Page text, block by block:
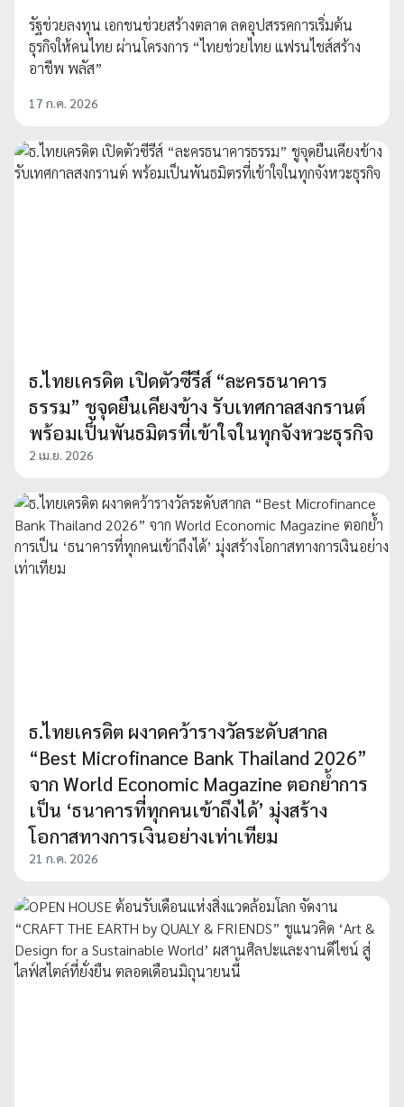
รัฐช่วยลงทุน เอกชนช่วยสร้างตลาด ลดอุปสรรคการเริ่มต้น
ธุรกิจให้คนไทย ผ่านโครงการ “ไทยช่วยไทย แฟรนไชส์สร้าง
อาชีพ พลัส”
17 ก.ค. 2026
ธ.ไทยเครดิต เปิดตัวซีรีส์ “ละครธนาคาร
ธรรม” ชูจุดยืนเคียงข้าง รับเทศกาลสงกรานต์
พร้อมเป็นพันธมิตรที่เข้าใจในทุกจังหวะธุรกิจ
2 เม.ย. 2026
ธ.ไทยเครดิต ผงาดคว้ารางวัลระดับสากล
“Best Microfinance Bank Thailand 2026”
จาก World Economic Magazine ตอกย้ำการ
เป็น ‘ธนาคารที่ทุกคนเข้าถึงได้’ มุ่งสร้าง
โอกาสทางการเงินอย่างเท่าเทียม
21 ก.ค. 2026